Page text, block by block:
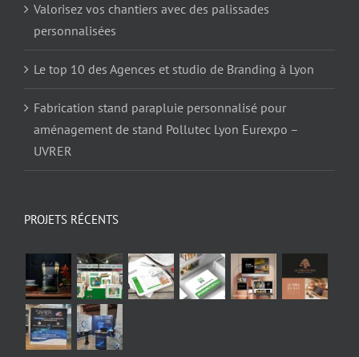
Valorisez vos chantiers avec des palissades
personnalisées
Le top 10 des Agences et studio de Branding à Lyon
Fabrication stand parapluie personnalisé pour
aménagement de stand Pollutec Lyon Eurexpo –
UVRER
PROJETS RÉCENTS